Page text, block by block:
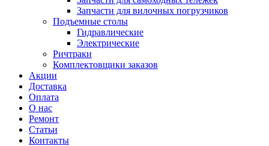
Запчасти для вилочных погрузчиков
Подъемные столы
Гидравлические
Электрические
Ричтраки
Комплектовщики заказов
Акции
Доставка
Оплата
О нас
Ремонт
Статьи
Контакты